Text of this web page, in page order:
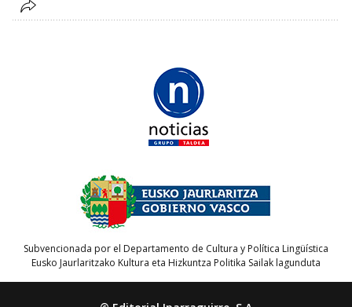
Subvencionada por el Departamento de Cultura y Política Lingüística
Eusko Jaurlaritzako Kultura eta Hizkuntza Politika Sailak lagunduta